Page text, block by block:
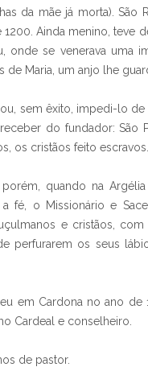
da mãe já morta). São
Ainda menino, teve
onde se venerava uma
Maria, um anjo lhe
sem êxito, impedi-lo
do fundador: São
os cristãos feito escravos.
quando na
o Missionário e
e cristãos, com
perfurarem os seus
em Cardona no ano de
Cardeal e conselheiro.
de pastor.